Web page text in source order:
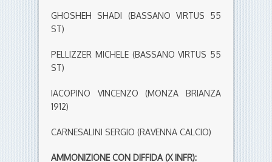
GHOSHEH SHADI (BASSANO VIRTUS 55
ST)
PELLIZZER MICHELE (BASSANO VIRTUS 55
ST)
IACOPINO VINCENZO (MONZA BRIANZA
1912)
CARNESALINI SERGIO (RAVENNA CALCIO)
AMMONIZIONE CON DIFFIDA (X INFR):